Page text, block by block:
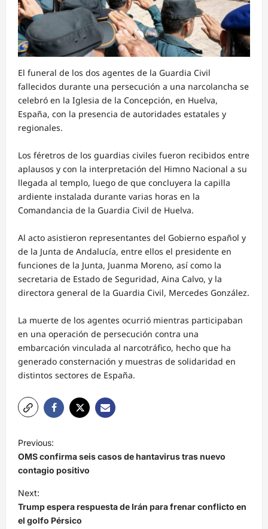
El funeral de los dos agentes de la Guardia Civil
fallecidos durante una persecución a una narcolancha se
celebró en la Iglesia de la Concepción, en Huelva,
España, con la presencia de autoridades estatales y
regionales.
Los féretros de los guardias civiles fueron recibidos entre
aplausos y con la interpretación del Himno Nacional a su
llegada al templo, luego de que concluyera la capilla
ardiente instalada durante varias horas en la
Comandancia de la Guardia Civil de Huelva.
Al acto asistieron representantes del Gobierno español y
de la Junta de Andalucía, entre ellos el presidente en
funciones de la Junta, Juanma Moreno, así como la
secretaria de Estado de Seguridad, Aina Calvo, y la
directora general de la Guardia Civil, Mercedes González.
La muerte de los agentes ocurrió mientras participaban
en una operación de persecución contra una
embarcación vinculada al narcotráfico, hecho que ha
generado consternación y muestras de solidaridad en
distintos sectores de España.
N
a
v
e
g
Previous:
OMS confirma seis casos de hantavirus tras nuevo
contagio positivo
Next:
Trump espera respuesta de Irán para frenar conflicto en
el golfo Pérsico